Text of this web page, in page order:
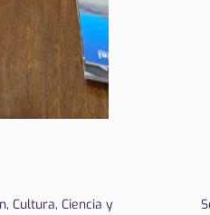
Cultura, Ciencia y